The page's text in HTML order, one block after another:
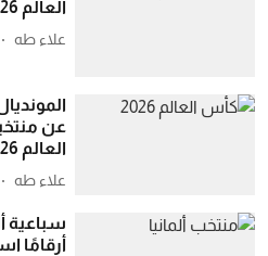
العالم 2026 يرد على المشككين
علاء طه
عن
العالم 2026
علاء طه
سباعية
أرقامًا